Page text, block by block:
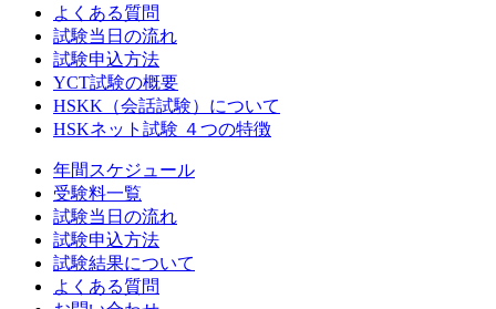
よくある質問
試験当日の流れ
試験申込方法
YCT試験の概要
HSKK（会話試験）について
HSKネット試験 ４つの特徴
年間スケジュール
受験料一覧
試験当日の流れ
試験申込方法
試験結果について
よくある質問